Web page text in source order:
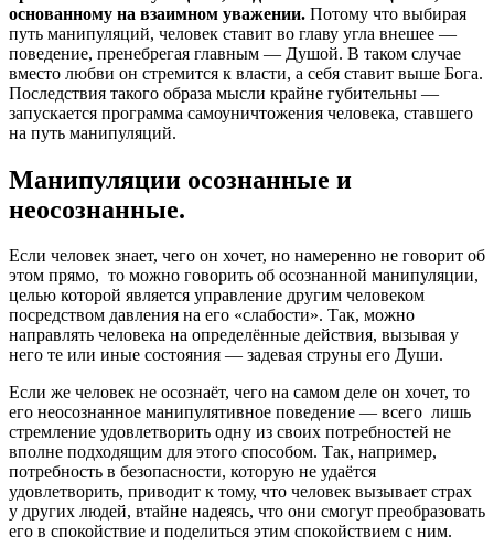
основанному на взаимном уважении. Потому что выбирая
путь манипуляций, человек ставит во главу угла внешее —
поведение, пренебрегая главным — Душой. В таком случае
вместо любви он стремится к власти, а себя ставит выше Бога.
Последствия такого образа мысли крайне губительны —
запускается программа самоуничтожения человека, ставшего
на путь манипуляций.
Манипуляции осознанные и
неосознанные.
Если человек знает, чего он хочет, но намеренно не говорит об
этом прямо, то можно говорить об осознанной манипуляции,
целью которой является управление другим человеком
посредством давления на его «слабости». Так, можно
направлять человека на определённые действия, вызывая у
него те или иные состояния — задевая струны его Души.
Если же человек не осознаёт, чего на самом деле он хочет, то
его неосознанное манипулятивное поведение — всего лишь
стремление удовлетворить одну из своих потребностей не
вполне подходящим для этого способом. Так, например,
потребность в безопасности, которую не удаётся
удовлетворить, приводит к тому, что человек вызывает страх
у других людей, втайне надеясь, что они смогут преобразовать
его в спокойствие и поделиться этим спокойствием с ним.